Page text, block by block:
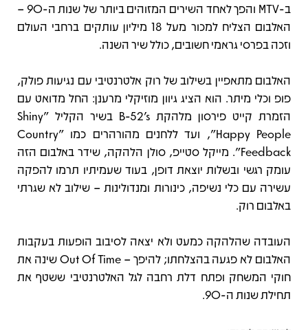
ב-MTV והפך לאחד השירים המזוהים ביותר של שנות ה-90 –
האלבום הצליח למכור מעל 18 מיליון עותקים ברחבי העולם
וזכה בפרסי גראמי חשובים, כולל שיר השנה.
האלבום מתאפיין בשילוב של רוק אלטרנטיבי עם נגיעות פולק,
פופ וכלי מיתר. הוא הציג גיוון מוזיקלי מרענן: החל מדואט עם
הזמרת קייט פירסון מלהקת B-52's בשיר הקליל "Shiny
Happy People", ועד ללחנים מהורהרים כמו "Country
Feedback". מייקל סטייפ, סולן הלהקה, שידר באלבום הזה
עומק רגשי ובשלות יוצאת דופן, בעוד שעמיתיו תרמו להפקה
עשירה עם כלי נשיפה, כינורות ומנדולינות – שילוב לא שגרתי
באלבום רוק.
העובדה שהלהקה כמעט ולא יצאה לסיבוב הופעות בעקבות
האלבום לא פגעה בהצלחתו; להיפך – Out Of Time שינה את
חוקי המשחק ופתח דלת רחבה לגל האלטרנטיבי ששטף את
תחילת שנות ה-90.